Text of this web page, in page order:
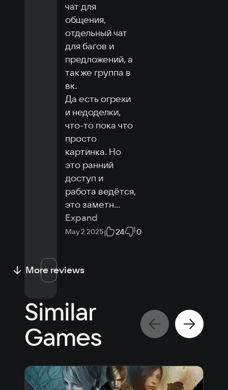
чат для
общения,
отдельный чат
для багов и
предложений, а
так же группа в
вк.
Да есть огрехи
и недоделки,
что-то пока что
просто
картинка. Но
это ранний
доступ и
работа ведётся,
это заметн...
Expand
May 2 2025 24 0
More reviews
Similar
Games